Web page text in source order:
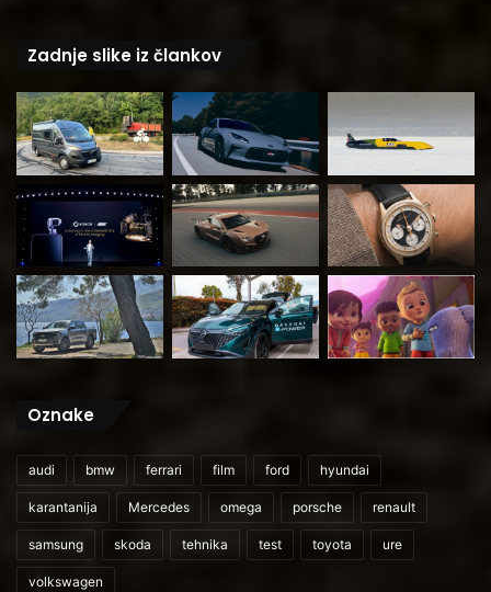
Zadnje slike iz člankov
Oznake
audi bmw ferrari film ford hyundai
karantanija Mercedes omega porsche renault
samsung skoda tehnika test toyota ure
volkswagen